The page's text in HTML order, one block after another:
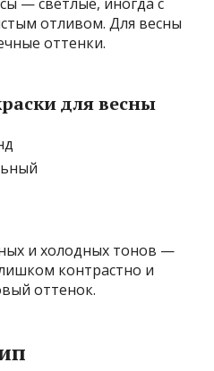
отливом. Для весны
оттенки.
для весны
и холодных тонов —
контрастно и
оттенок.